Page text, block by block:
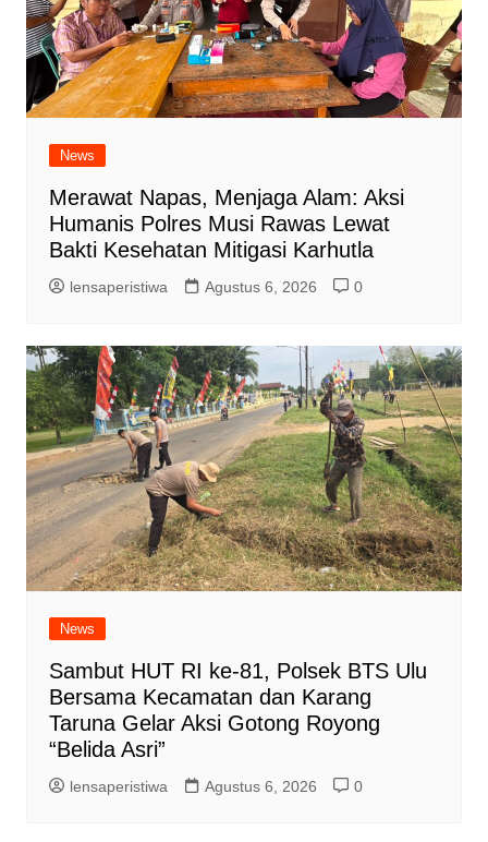
News
Merawat Napas, Menjaga Alam: Aksi
Humanis Polres Musi Rawas Lewat
Bakti Kesehatan Mitigasi Karhutla
lensaperistiwa Agustus 6, 2026 0
News
Sambut HUT RI ke-81, Polsek BTS Ulu
Bersama Kecamatan dan Karang
Taruna Gelar Aksi Gotong Royong
“Belida Asri”
lensaperistiwa Agustus 6, 2026 0